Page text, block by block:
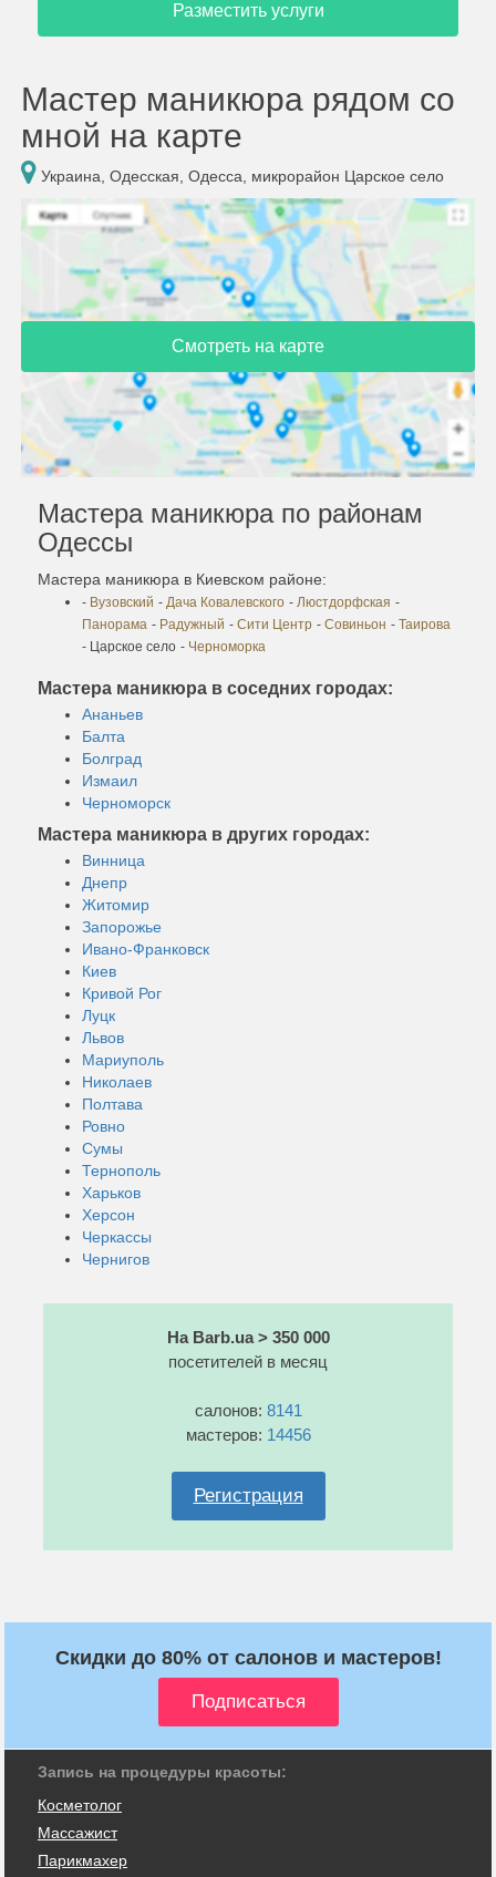
Разместить услуги
Мастер маникюра рядом со
мной на карте
Украина, Одесская, Одесса, микрорайон Царское село
Смотреть на карте
Мастера маникюра по районам
Одессы
Мастера маникюра в Киевском районе:
- Вузовский - Дача Ковалевского - Люстдорфская -
Панорама - Радужный - Сити Центр - Совиньон - Таирова
- Царское село - Черноморка
Мастера маникюра в соседних городах:
Ананьев
Балта
Болград
Измаил
Черноморск
Мастера маникюра в других городах:
Винница
Днепр
Житомир
Запорожье
Ивано-Франковск
Киев
Кривой Рог
Луцк
Львов
Мариуполь
Николаев
Полтава
Ровно
Сумы
Тернополь
Харьков
Херсон
Черкассы
Чернигов
На Barb.ua > 350 000
посетителей в месяц
салонов: 8141
мастеров: 14456
Регистрация
Скидки до 80% от салонов и мастеров!
Запись на процедуры красоты:
Косметолог
Массажист
Парикмахер